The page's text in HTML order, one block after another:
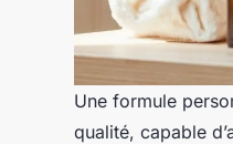
Une formule
qualité, capable